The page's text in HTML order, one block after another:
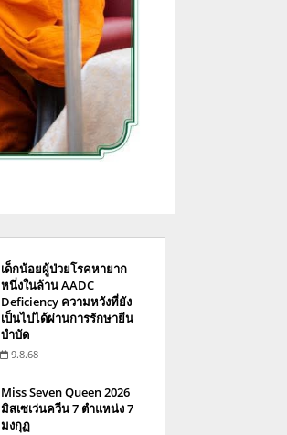
เด็กน้อยผู้ป่วยโรคหายาก
หนึ่งในล้าน AADC
Deficiency ความหวังที่ยัง
เป็นไปได้ผ่านการรักษายีน
บำบัด
9.8.68
Miss Seven Queen 2026
มิสเซเว่นควีน 7 ตำแหน่ง 7
มงกุฏ